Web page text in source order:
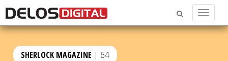
Menu
SHERLOCK MAGAZINE | 64